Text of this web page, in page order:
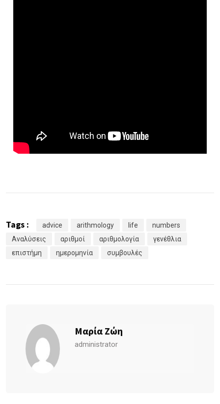
Tags : advice arithmology life
numbers
Αναλύσεις
αριθμοί αριθμολογία
γενέθλια
επιστήμη
ημερομηνία συμβουλές
Μαρία Ζώη
administrator